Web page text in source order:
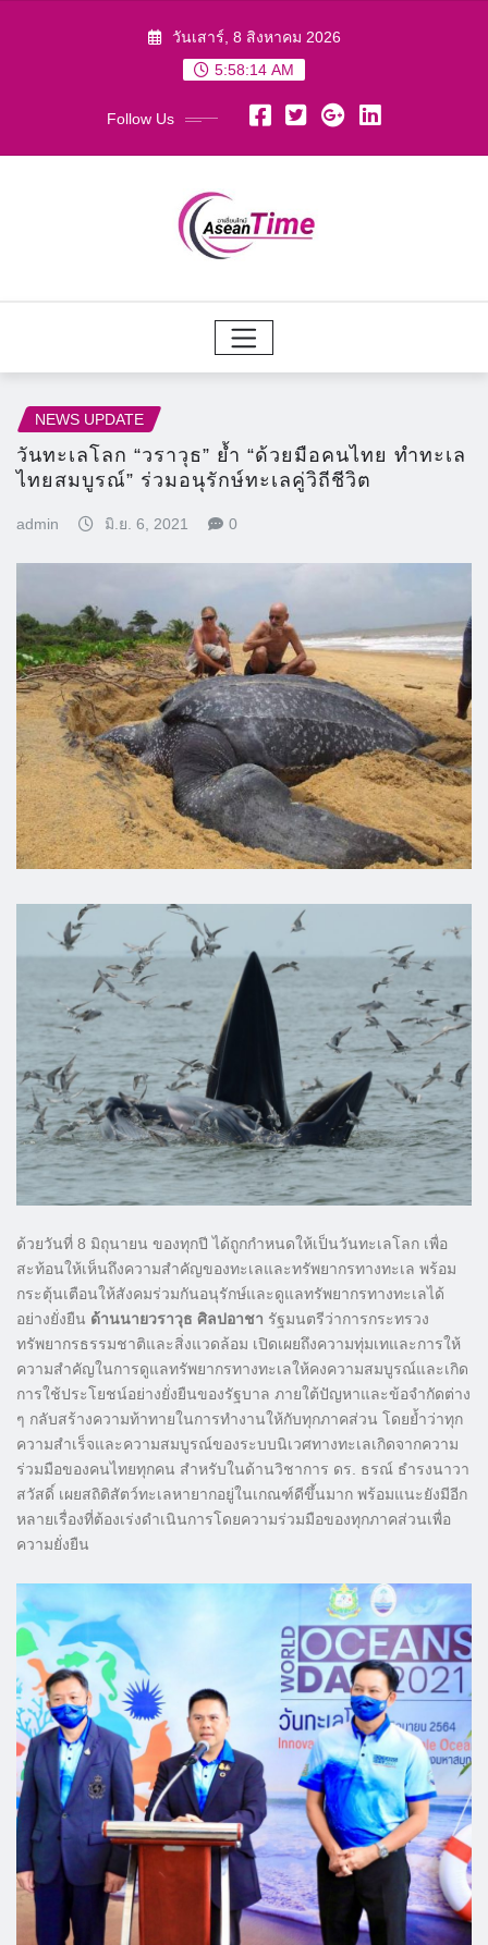
วันเสาร์, 8 สิงหาคม 2026
5:58:16 AM
Follow Us
NEWS UPDATE
วันทะเลโลก “วราวุธ” ย้ำ “ด้วยมือคนไทย ทำทะเล
ไทยสมบูรณ์” ร่วมอนุรักษ์ทะเลคู่วิถีชีวิต
admin มิ.ย. 6, 2021 0
ด้วยวันที่ 8 มิถุนายน ของทุกปี ได้ถูกกำหนดให้เป็นวันทะเลโลก เพื่อ
สะท้อนให้เห็นถึงความสำคัญของทะเลและทรัพยากรทางทะเล พร้อม
กระตุ้นเตือนให้สังคมร่วมกันอนุรักษ์และดูแลทรัพยากรทางทะเลได้
อย่างยั่งยืน ด้านนายวราวุธ ศิลปอาชา รัฐมนตรีว่าการกระทรวง
ทรัพยากรธรรมชาติและสิ่งแวดล้อม เปิดเผยถึงความทุ่มเทและการให้
ความสำคัญในการดูแลทรัพยากรทางทะเลให้คงความสมบูรณ์และเกิด
การใช้ประโยชน์อย่างยั่งยืนของรัฐบาล ภายใต้ปัญหาและข้อจำกัดต่าง
ๆ กลับสร้างความท้าทายในการทำงานให้กับทุกภาคส่วน โดยย้ำว่าทุก
ความสำเร็จและความสมบูรณ์ของระบบนิเวศทางทะเลเกิดจากความ
ร่วมมือของคนไทยทุกคน สำหรับในด้านวิชาการ ดร. ธรณ์ ธำรงนาวา
สวัสดิ์ เผยสถิติสัตว์ทะเลหายากอยู่ในเกณฑ์ดีขึ้นมาก พร้อมแนะยังมีอีก
หลายเรื่องที่ต้องเร่งดำเนินการโดยความร่วมมือของทุกภาคส่วนเพื่อ
ความยั่งยืน